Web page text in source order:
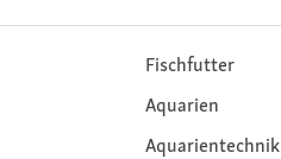
Fischfutter
Aquarien
Aquarientechnik